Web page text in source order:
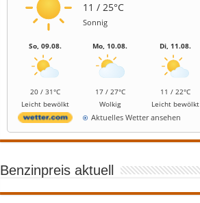
11 / 25°C
Sonnig
So, 09.08.
20 / 31°C
Leicht bewölkt
Mo, 10.08.
17 / 27°C
Wolkig
Di, 11.08.
11 / 22°C
Leicht bewölkt
Aktuelles Wetter ansehen
Benzinpreis aktuell